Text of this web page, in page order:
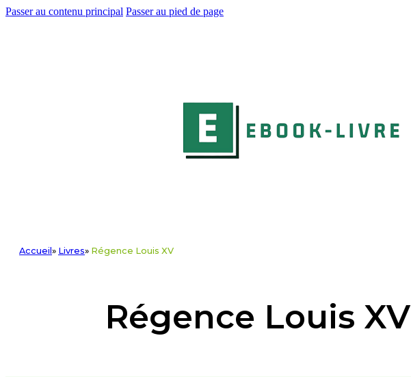
Passer au contenu principal Passer au pied de page
Accueil » Livres» Régence Louis XV
Régence Louis XV